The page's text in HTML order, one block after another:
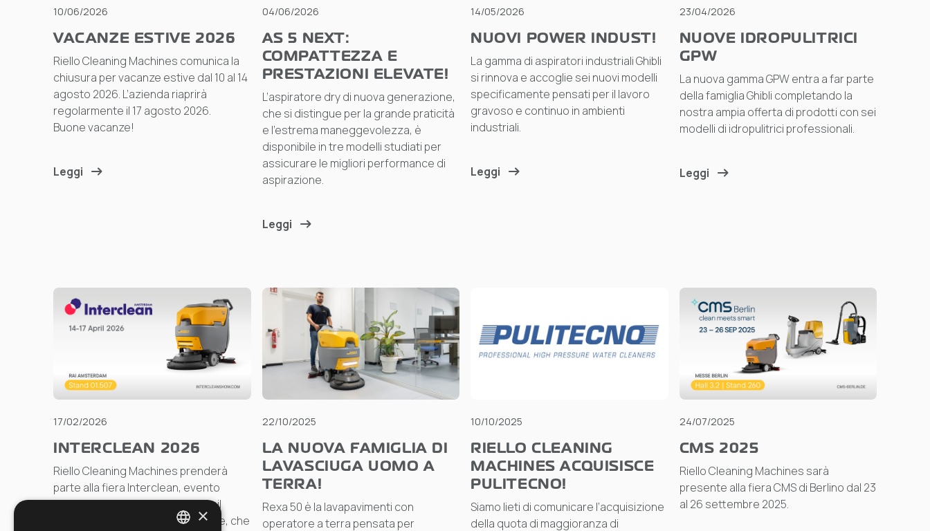
10/06/2026
VACANZE ESTIVE 2026
Riello Cleaning Machines comunica la
chiusura per vacanze estive dal 10 al 14
agosto 2026. L’azienda riaprirà
regolarmente il 17 agosto 2026.
Buone vacanze!
Leggi
04/06/2026
AS 5 NEXT:
COMPATTEZZA E
PRESTAZIONI ELEVATE!
L’aspiratore dry di nuova generazione,
che si distingue per la grande praticità
e l’estrema maneggevolezza, è
disponibile in tre modelli studiati per
assicurare le migliori performance di
aspirazione.
Leggi
14/05/2026
NUOVI POWER INDUST!
La gamma di aspiratori industriali Ghibli
si rinnova e accoglie sei nuovi modelli
specificamente pensati per il lavoro
gravoso e continuo in ambienti
industriali.
Leggi
23/04/2026
NUOVE IDROPULITRICI
GPW
La nuova gamma GPW entra a far parte
della famiglia Ghibli completando la
nostra ampia offerta di prodotti con sei
modelli di idropulitrici professionali.
Leggi
17/02/2026
INTERCLEAN 2026
Riello Cleaning Machines prenderà
parte alla fiera Interclean, evento
internazionale di riferimento per il
settore della pulizia professionale, che
22/10/2025
LA NUOVA FAMIGLIA DI
LAVASCIUGA UOMO A
TERRA!
Rexa 50 è la lavapavimenti con
operatore a terra pensata per
10/10/2025
RIELLO CLEANING
MACHINES ACQUISISCE
PULITECNO!
Siamo lieti di comunicare l’acquisizione
della quota di maggioranza di
24/07/2025
CMS 2025
Riello Cleaning Machines sarà
presente alla fiera CMS di Berlino dal 23
al 26 settembre 2025.
×